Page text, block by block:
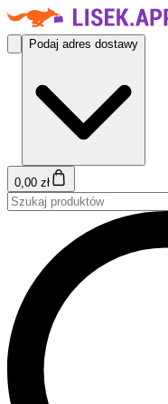
Podaj adres dostawy
0,00 zł